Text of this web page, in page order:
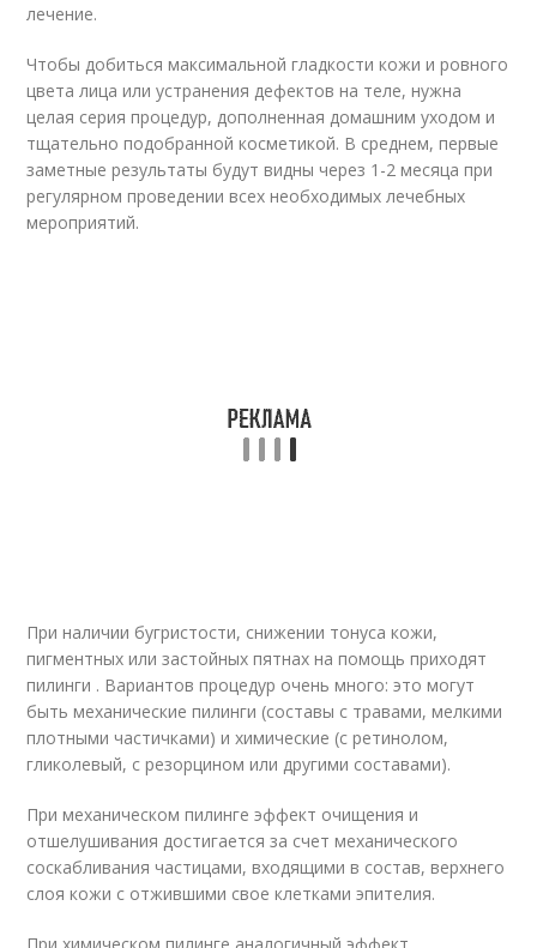
лечение.
Чтобы добиться максимальной гладкости кожи и ровного
цвета лица или устранения дефектов на теле, нужна
целая серия процедур, дополненная домашним уходом и
тщательно подобранной косметикой. В среднем, первые
заметные результаты будут видны через 1-2 месяца при
регулярном проведении всех необходимых лечебных
мероприятий.
При наличии бугристости, снижении тонуса кожи,
пигментных или застойных пятнах на помощь приходят
пилинги . Вариантов процедур очень много: это могут
быть механические пилинги (составы с травами, мелкими
плотными частичками) и химические (с ретинолом,
гликолевый, с резорцином или другими составами).
При механическом пилинге эффект очищения и
отшелушивания достигается за счет механического
соскабливания частицами, входящими в состав, верхнего
слоя кожи с отжившими свое клетками эпителия.